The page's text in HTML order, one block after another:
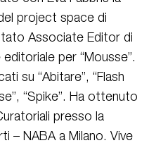
project space di
Associate Editor di
per “Mousse”.
su “Abitare”, “Flash
“Spike”. Ha ottenuto
presso la
– NABA a Milano. Vive